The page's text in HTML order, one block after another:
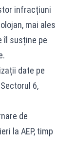
infracțiuni
mai ales
îl susține pe
date pe
6,
de
la AEP, timp